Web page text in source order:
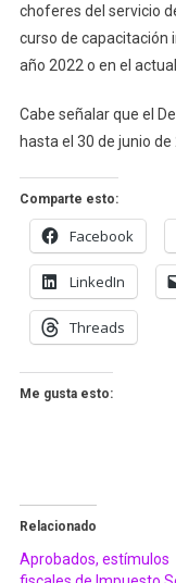
choferes del servicio
curso de capacitación
año 2022 o en el actual
Cabe señalar que el
hasta el 30 de junio de
Comparte esto:
Facebook
LinkedIn
Threads
Me gusta esto:
Relacionado
Aprobados, estímulos